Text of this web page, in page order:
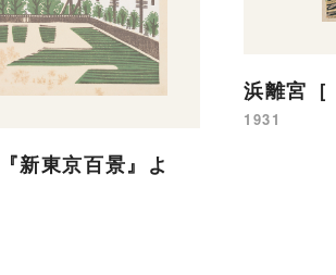
新東京百景』よ
浜離宮［
1931